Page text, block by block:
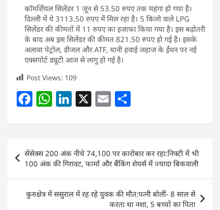
कॉमर्शियल सिलेंडर 1 जून से 53.50 रुपए तक महंगा हो गया है।
दिल्ली में ये 3113.50 रुपए में मिल रहा है। 5 किलो वाले LPG
सिलेंडर की कीमतों में 11 रुपए का इजाफा किया गया है। इस बढ़ोतरी
के बाद अब इस सिलेंडर की कीमत 821.50 रुपए हो गई है। इसके
अलावा पेट्रोल, डीजल और ATF, यानी हवाई जहाज के ईंधन पर नई
एक्सपोर्ट ड्यूटी आज से लागू हो गई है।
Post Views: 109
F
c
e
b
o
o
W
at
s
A
p
p
Li
k
e
dI
n
X E
ai
l
ar
e
Post
navigation
सेंसेक्स 200 अंक नीचे 74,100 पर कारोबार कर रहा:निफ्टी में भी
100 अंक की गिरावट, फार्मा और बैंकिंग शेयर्स में ज्यादा बिकवाली
कुरुक्षेत्र में ससुराल में रह रहे युवक की मौत:पत्नी बोलीं- 8 साल से
करता था नशा, 5 बच्चों का पिता